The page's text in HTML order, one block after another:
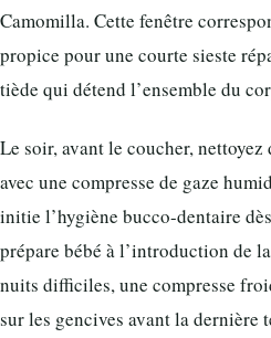
Camomilla. Cette fenêtre
propice pour une courte sieste
tiède qui détend l’ensemble du
Le soir, avant le coucher,
avec une compresse de gaze
initie l’hygiène bucco-dentaire
prépare bébé à l’introduction de
nuits difficiles, une compresse
sur les gencives avant la dernière